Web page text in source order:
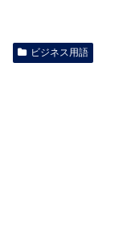
ビジネス用語